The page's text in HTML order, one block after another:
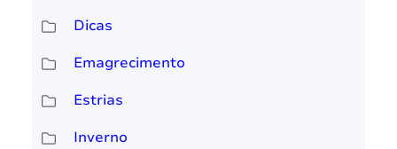
Dicas
Emagrecimento
Estrias
Inverno